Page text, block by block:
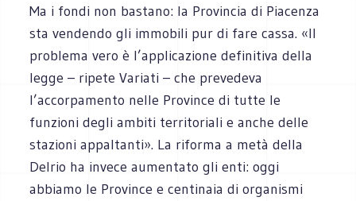
Ma i fondi non bastano: la Provincia di Piacenza
sta vendendo gli immobili pur di fare cassa. «Il
problema vero è l’applicazione definitiva della
legge – ripete Variati – che prevedeva
l’accorpamento nelle Province di tutte le
funzioni degli ambiti territoriali e anche delle
stazioni appaltanti». La riforma a metà della
Delrio ha invece aumentato gli enti: oggi
abbiamo le Province e centinaia di organismi